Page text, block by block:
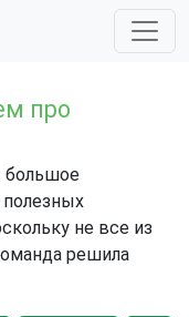
про
большое
не все из
решила